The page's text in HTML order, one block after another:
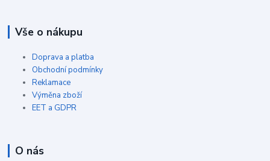
Vše o nákupu
Doprava a platba
Obchodní podmínky
Reklamace
Výměna zboží
EET a GDPR
O nás